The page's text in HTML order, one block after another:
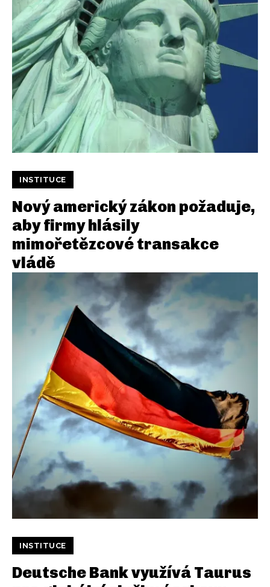
INSTITUCE
Nový americký zákon požaduje,
aby firmy hlásily
mimořetězcové transakce
vládě
INSTITUCE
Deutsche Bank využívá Taurus